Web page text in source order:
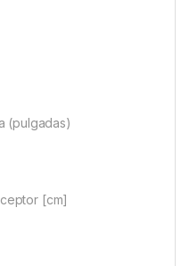
(pulgadas)
[cm]